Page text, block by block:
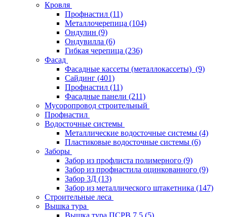
Кровля
Профнастил (11)
Металлочерепица (104)
Ондулин (9)
Ондувилла (6)
Гибкая черепица (236)
Фасад
Фасадные кассеты (металлокассеты) (9)
Сайдинг (401)
Профнастил (11)
Фасадные панели (211)
Мусоропровод строительный
Профнастил
Водосточные системы
Металлические водосточные системы (4)
Пластиковые водосточные системы (6)
Заборы
Забор из профлиста полимерного (9)
Забор из профнастила оцинкованного (9)
Забор 3Д (13)
Забор из металлического штакетника (147)
Строительные леса
Вышка тура
Вышка тура ПСРВ 7,5 (5)